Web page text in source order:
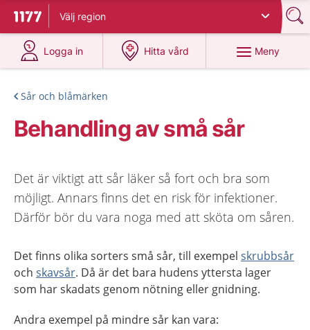
Till startsidan för 1177
Välj region
Logga in
på 1177.se
Hitta vård
på 1177.se
Meny
Sår och blåmärken
Behandling av små sår
Det är viktigt att sår läker så fort och bra som
möjligt. Annars finns det en risk för infektioner.
Därför bör du vara noga med att sköta om såren.
Det finns olika sorters små sår, till exempel skrubbsår
och skavsår. Då är det bara hudens yttersta lager
som har skadats genom nötning eller gnidning.
Andra exempel på mindre sår kan vara: